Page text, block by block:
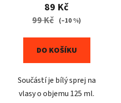
89 Kč
99 Kč (–10 %)
DO KOŠÍKU
Součástí je bílý sprej na
vlasy o objemu 125 ml.